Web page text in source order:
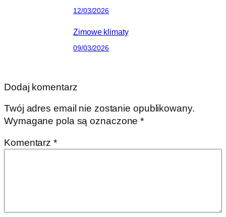
12/03/2026
Zimowe klimaty
09/03/2026
Dodaj komentarz
Twój adres email nie zostanie opublikowany.
Wymagane pola są oznaczone*
Komentarz*